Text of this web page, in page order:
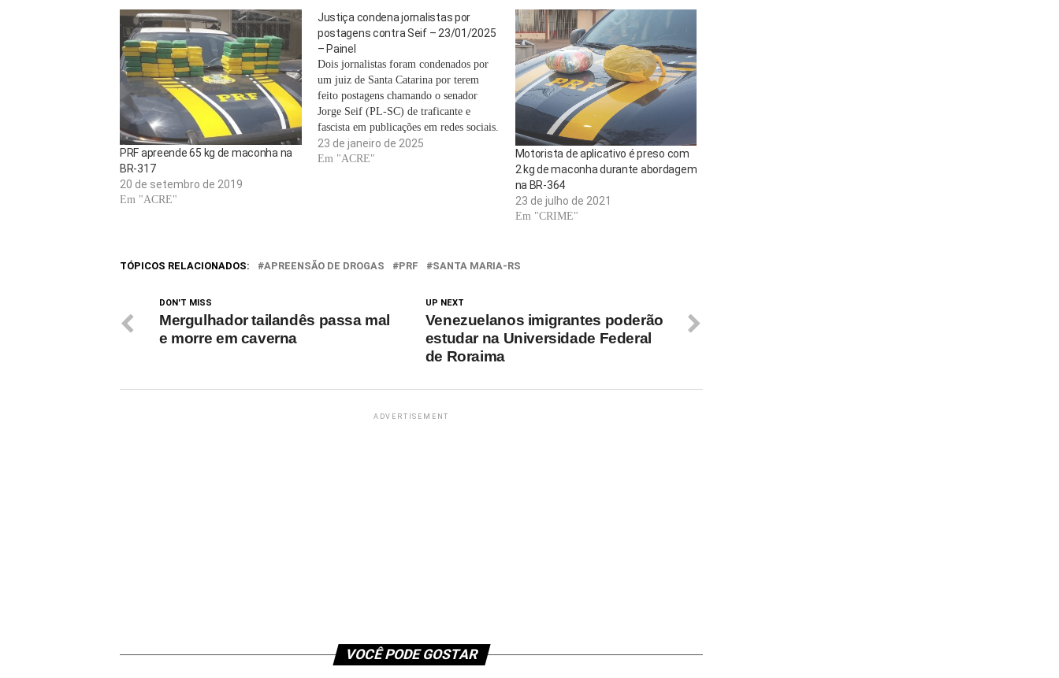
PRF apreende 65 kg de maconha na
BR-317
20 de setembro de 2019
Em "ACRE"
Justiça condena jornalistas por
postagens contra Seif – 23/01/2025
– Painel
Dois jornalistas foram condenados por
um juiz de Santa Catarina por terem
feito postagens chamando o senador
Jorge Seif (PL-SC) de traficante e
fascista em publicações em redes sociais.
As críticas foram feitos em perfis
pessoais dos profissionais, que não são
23 de janeiro de 2025
Em "ACRE"
Motorista de aplicativo é preso com
2 kg de maconha durante abordagem
na BR-364
23 de julho de 2021
Em "CRIME"
TÓPICOS RELACIONADOS: APREENSÃO DE DROGAS PRF SANTA MARIA-RS
UP NEXT
Venezuelanos imigrantes poderão
estudar na Universidade Federal
de Roraima
DON'T MISS
Mergulhador tailandês passa mal
e morre em caverna
ADVERTISEMENT
VOCÊ PODE GOSTAR